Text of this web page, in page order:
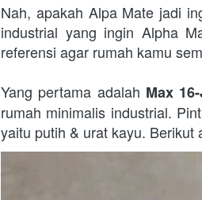
Nah, apakah Alpa Mate jadi
industrial yang ingin Alpha
referensi agar rumah kamu
Yang pertama adalah Max
rumah minimalis industrial.
yaitu putih & urat kayu.